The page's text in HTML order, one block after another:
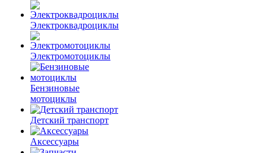
Электроквадроциклы
Электромотоциклы
Бензиновые
мотоциклы
Детский транспорт
Аксессуары